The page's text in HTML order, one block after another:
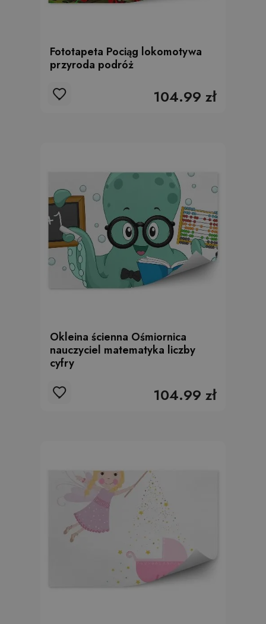
Fototapeta Pociąg lokomotywa
przyroda podróż
104.99 zł
Okleina ścienna Ośmiornica
nauczyciel matematyka liczby
cyfry
104.99 zł